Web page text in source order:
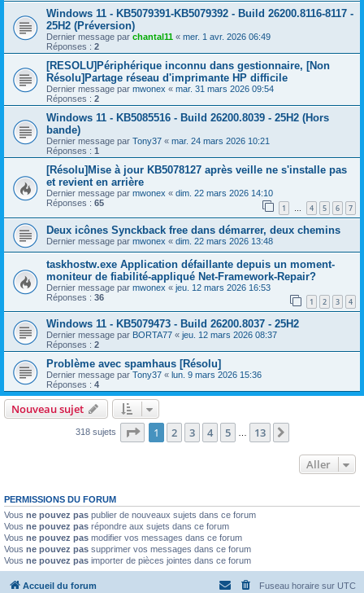
Windows 11 - KB5079391-KB5079392 - Build 26200.8116-8117 -
25H2 (Préversion)
Dernier message par chantal11 « mer. 1 avr. 2026 06:49
Réponses : 2
[RESOLU]Périphérique inconnu dans gestionnaire, [Non
Résolu]Partage réseau d'imprimante HP difficile
Dernier message par mwonex « mar. 31 mars 2026 09:54
Réponses : 2
Windows 11 - KB5085516 - Build 26200.8039 - 25H2 (Hors
bande)
Dernier message par Tony37 « mar. 24 mars 2026 10:21
Réponses : 1
[Résolu]Mise à jour KB5078127 après veille ne s'installe pas
et revient en arrière
Dernier message par mwonex « dim. 22 mars 2026 14:10
Réponses : 65 1 … 4 5 6 7
Deux icônes Synckback free dans démarrer, deux chemins
Dernier message par mwonex « dim. 22 mars 2026 13:48
taskhostw.exe Application défaillante depuis un moment-
moniteur de fiabilité-appliqué Net-Framework-Repair?
Dernier message par mwonex « jeu. 12 mars 2026 16:53
Réponses : 36 1 2 3 4
Windows 11 - KB5079473 - Build 26200.8037 - 25H2
Dernier message par BORTA77 « jeu. 12 mars 2026 08:37
Réponses : 2
Problème avec spamhaus [Résolu]
Dernier message par Tony37 « lun. 9 mars 2026 15:36
Réponses : 4
Nouveau sujet
318 sujets Page 1sur13
1 2 3 4 5 13
Aller
PERMISSIONS DU FORUM
Vous ne pouvez pas publier de nouveaux sujets dans ce forum
Vous ne pouvez pas répondre aux sujets dans ce forum
Vous ne pouvez pas modifier vos messages dans ce forum
Vous ne pouvez pas supprimer vos messages dans ce forum
Vous ne pouvez pas importer de pièces jointes dans ce forum
Accueil du forum Fuseau horaire sur UTC